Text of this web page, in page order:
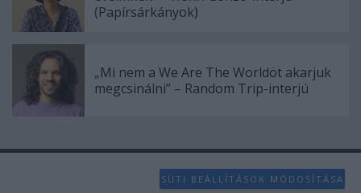
(Papírsárkányok)
„Mi nem a We Are The Worldöt akarjuk
megcsinálni” – Random Trip-interjú
SÜTI BEÁLLÍTÁSOK MÓDOSÍTÁSA